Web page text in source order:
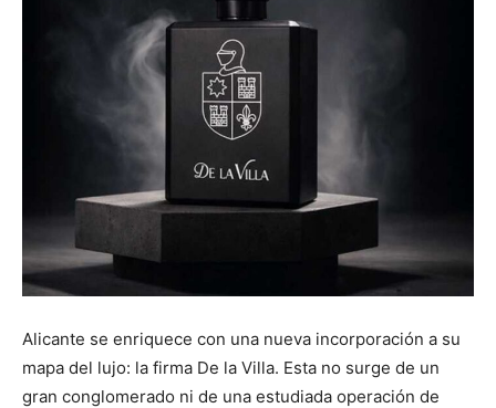
Alicante se enriquece con una nueva incorporación a su
mapa del lujo: la firma De la Villa. Esta no surge de un
gran conglomerado ni de una estudiada operación de